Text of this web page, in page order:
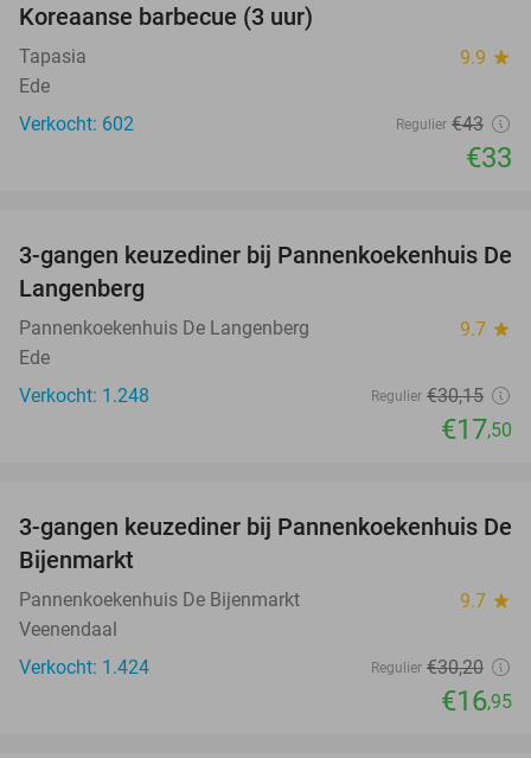
Koreaanse barbecue (3 uur)
Tapasia 9.9 star
Ede
Verkocht: 602
Regulier €43
€33
42%
3-gangen keuzediner bij Pannenkoekenhuis De
Langenberg
Pannenkoekenhuis De Langenberg 9.7 star
Ede
Verkocht: 1.248
Regulier €30,15
€17,50
44%
3-gangen keuzediner bij Pannenkoekenhuis De
Bijenmarkt
Pannenkoekenhuis De Bijenmarkt 9.7 star
Veenendaal
Verkocht: 1.424
Regulier €30,20
€16,95